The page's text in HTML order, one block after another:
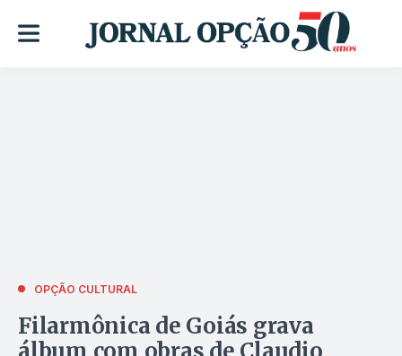
OPÇÃO CULTURAL
Filarmônica de Goiás grava